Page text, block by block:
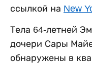
ссылкой на New
Тела 64-летней
дочери Сары
обнаружены в